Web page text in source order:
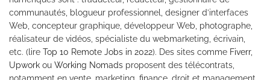
communautés, blogueur professionnel, designer d’interfaces
Web, concepteur graphique, développeur Web, photographe,
réalisateur de vidéos, spécialiste du webmarketing, écrivain,
etc. (lire Top 10 Remote Jobs in 2022). Des sites comme Fiverr,
Upwork ou Working Nomads proposent des télécontrats,
notamment en vente, marketing, finance, droit et management.